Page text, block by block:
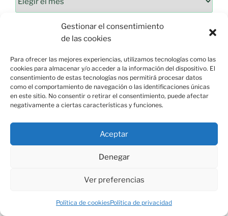
Gestionar el consentimiento
de las cookies
Para ofrecer las mejores experiencias, utilizamos tecnologías como las
cookies para almacenar y/o acceder a la información del dispositivo. El
consentimiento de estas tecnologías nos permitirá procesar datos
como el comportamiento de navegación o las identificaciones únicas
en este sitio. No consentir o retirar el consentimiento, puede afectar
negativamente a ciertas características y funciones.
Aceptar
Denegar
Ver preferencias
Política de cookiesPolítica de privacidad
Esquina de Mauricio, C/ Esparto, 37. 13350 Moral de
Calatrava (C.Real) info@esquinademauricio.es